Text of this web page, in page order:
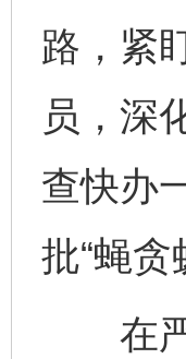
路，紧
员，深
查快办
批“蝇
在严